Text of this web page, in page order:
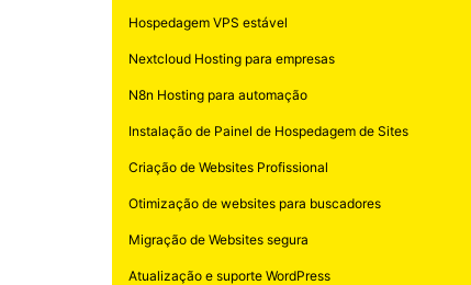
Hospedagem VPS estável
Nextcloud Hosting para empresas
N8n Hosting para automação
Instalação de Painel de Hospedagem de Sites
Criação de Websites Profissional
Otimização de websites para buscadores
Migração de Websites segura
Atualização e suporte WordPress